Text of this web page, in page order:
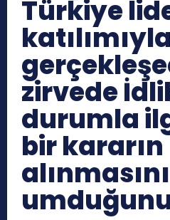
Türkiye
zirvede
durumla
bir kararın
alınmasını